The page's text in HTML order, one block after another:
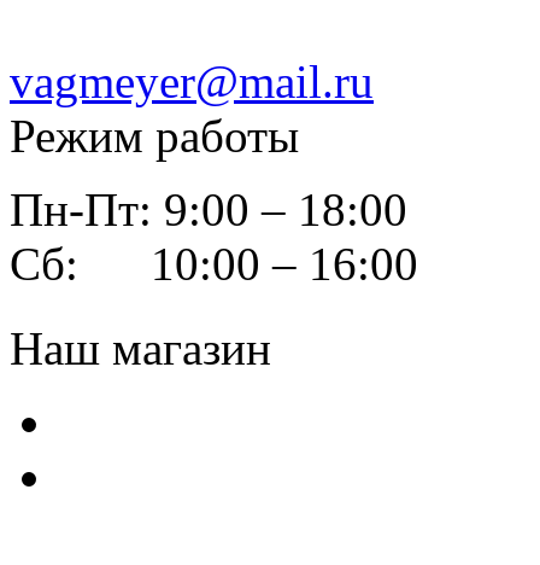
vagmeyer@mail.ru
Режим работы
Пн-Пт: 9:00 – 18:00
Сб: 10:00 – 16:00
Наш магазин